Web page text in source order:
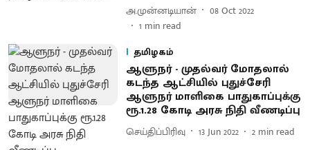
அ.முன்னடியான்
08 Oct 2022
1 min read
தமிழகம்
ஆளுநர் - முதல்வர் மோதலால்
கடந்த ஆட்சியில் புதுச்சேரி
ஆளுநர் மாளிகை பாதுகாப்புக்கு
ரூ.1.28 கோடி அரசு நிதி வீணடிப்பு
செய்திப்பிரிவு 13 Jun 2022 2 min read